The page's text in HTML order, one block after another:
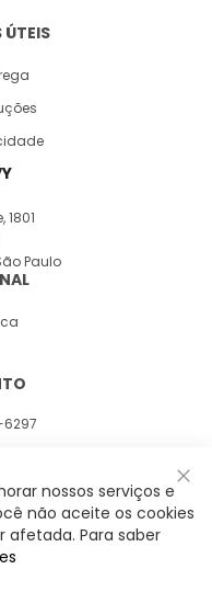
ÚTEIS
1801
Paulo
6297
promove fluidez para viver
e estilo.
nossos serviços e
não aceite os cookies
afetada. Para saber